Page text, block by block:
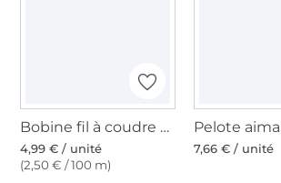
Bobine fil à coudre Gütermann 200m polyester, (802) crème vanille
4,99 € / unité
(2,50 € / 100 m)
7,66 € / unité